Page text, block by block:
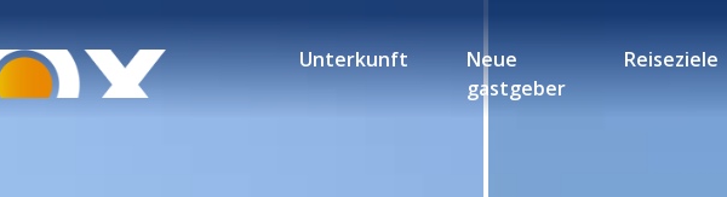
Unterkunft
Neue
gastgeber
Reiseziele